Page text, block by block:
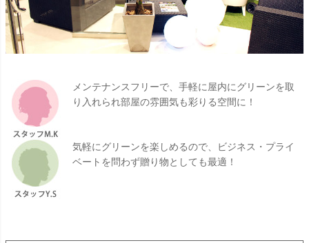
メンテナンスフリーで、手軽に屋内にグリーンを取
り入れられ部屋の雰囲気も彩りる空間に！
気軽にグリーンを楽しめるので、ビジネス・プライ
ベートを問わず贈り物としても最適！